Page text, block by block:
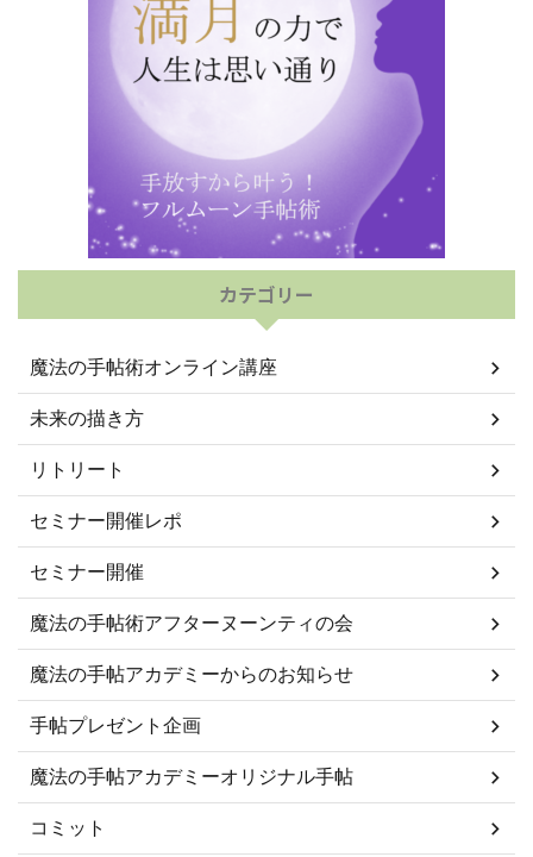
カテゴリー
魔法の手帖術オンライン講座
未来の描き方
リトリート
セミナー開催レポ
セミナー開催
魔法の手帖術アフターヌーンティの会
魔法の手帖アカデミーからのお知らせ
手帖プレゼント企画
魔法の手帖アカデミーオリジナル手帖
コミット